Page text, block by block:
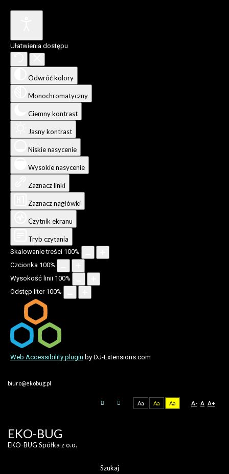
Ułatwienia dostępu
Odwróć kolory
Monochromatyczny
Ciemny kontrast
Jasny kontrast
Niskie nasycenie
Wysokie nasycenie
Zaznacz linki
Zaznacz nagłówki
Czytnik ekranu
Tryb czytania
Skalowanie treści 100%
Czcionka 100%
Wysokość linii 100%
Odstęp liter 100%
Web Accessibility plugin by DJ-Extensions.com
biuro@ekobug.pl
Aa Aa Aa A- A A+
EKO-BUG
EKO-BUG Spółka z o.o.